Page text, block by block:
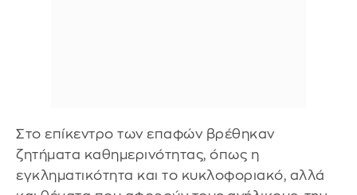
Στο επίκεντρο των επαφών βρέθηκαν
ζητήματα καθημερινότητας, όπως η
εγκληματικότητα και το κυκλοφοριακό, αλλά